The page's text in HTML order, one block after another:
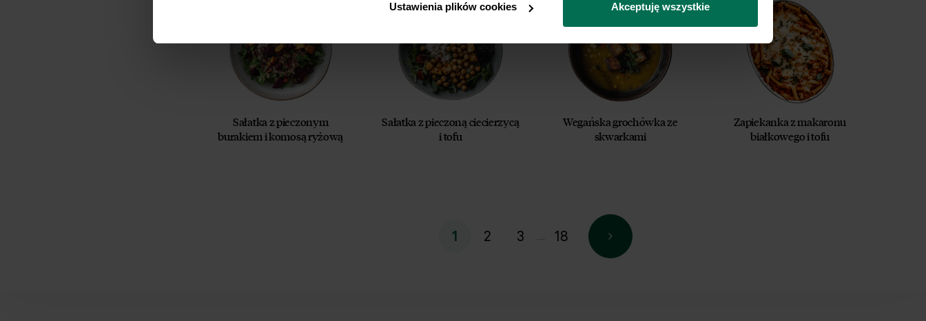
Ustawienia plików cookies Akceptuję wszystkie
Sałatka z pieczonym
burakiem i komosą ryżową
Sałatka z pieczoną ciecierzycą
i tofu
Wegańska grochówka ze
skwarkami
Zapiekanka z makaronu
białkowego i tofu
1 2 3 … 18